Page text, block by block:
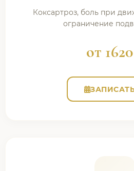
Коксартроз, боль при
ограничение
от